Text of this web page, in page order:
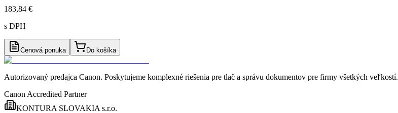
183,84 €
s DPH
Cenová ponuka Do košíka
Autorizovaný predajca Canon. Poskytujeme komplexné riešenia pre tlač a správu dokumentov pre firmy všetkých veľkostí.
Canon Accredited Partner
KONTURA SLOVAKIA s.r.o.